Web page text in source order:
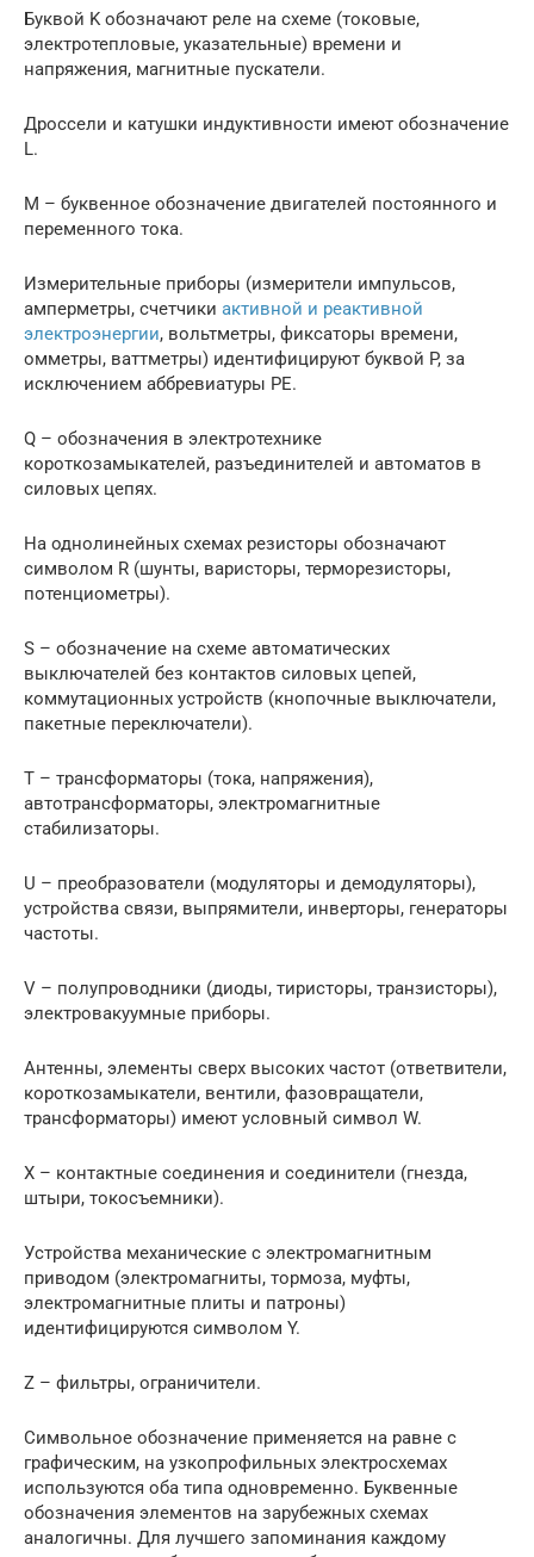
Буквой K обозначают реле на схеме (токовые,
электротепловые, указательные) времени и
напряжения, магнитные пускатели.
Дроссели и катушки индуктивности имеют обозначение
L.
M – буквенное обозначение двигателей постоянного и
переменного тока.
Измерительные приборы (измерители импульсов,
амперметры, счетчики активной и реактивной
электроэнергии, вольтметры, фиксаторы времени,
омметры, ваттметры) идентифицируют буквой P, за
исключением аббревиатуры PE.
Q – обозначения в электротехнике
короткозамыкателей, разъединителей и автоматов в
силовых цепях.
На однолинейных схемах резисторы обозначают
символом R (шунты, варисторы, терморезисторы,
потенциометры).
S – обозначение на схеме автоматических
выключателей без контактов силовых цепей,
коммутационных устройств (кнопочные выключатели,
пакетные переключатели).
T – трансформаторы (тока, напряжения),
автотрансформаторы, электромагнитные
стабилизаторы.
U – преобразователи (модуляторы и демодуляторы),
устройства связи, выпрямители, инверторы, генераторы
частоты.
V – полупроводники (диоды, тиристоры, транзисторы),
электровакуумные приборы.
Антенны, элементы сверх высоких частот (ответвители,
короткозамыкатели, вентили, фазовращатели,
трансформаторы) имеют условный символ W.
X – контактные соединения и соединители (гнезда,
штыри, токосъемники).
Устройства механические с электромагнитным
приводом (электромагниты, тормоза, муфты,
электромагнитные плиты и патроны)
идентифицируются символом Y.
Z – фильтры, ограничители.
Символьное обозначение применяется на равне с
графическим, на узкопрофильных электросхемах
используются оба типа одновременно. Буквенные
обозначения элементов на зарубежных схемах
аналогичны. Для лучшего запоминания каждому